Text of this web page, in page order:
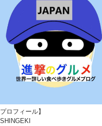
プロフィール】
SHINGEKI